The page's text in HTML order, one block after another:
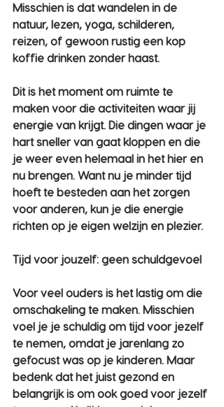
Misschien is dat wandelen in de
natuur, lezen, yoga, schilderen,
reizen, of gewoon rustig een kop
koffie drinken zonder haast.
Dit is het moment om ruimte te
maken voor die activiteiten waar jij
energie van krijgt. Die dingen waar je
hart sneller van gaat kloppen en die
je weer even helemaal in het hier en
nu brengen. Want nu je minder tijd
hoeft te besteden aan het zorgen
voor anderen, kun je die energie
richten op je eigen welzijn en plezier.
Tijd voor jouzelf: geen schuldgevoel
Voor veel ouders is het lastig om die
omschakeling te maken. Misschien
voel je je schuldig om tijd voor jezelf
te nemen, omdat je jarenlang zo
gefocust was op je kinderen. Maar
bedenk dat het juist gezond en
belangrijk is om ook goed voor jezelf